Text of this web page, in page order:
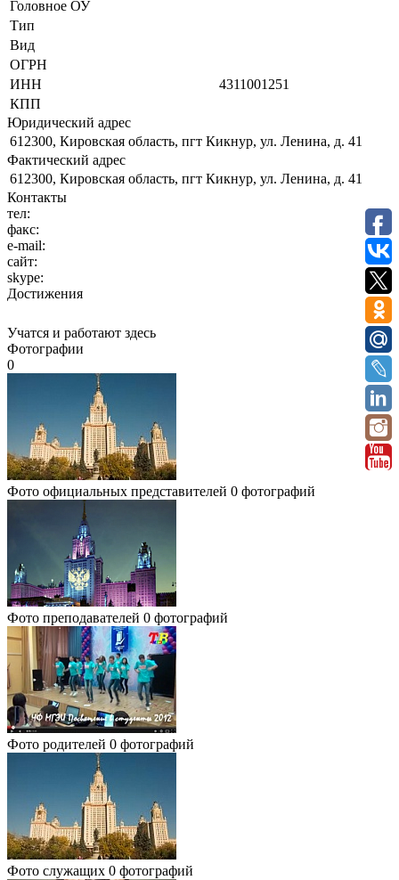
Головное ОУ
Тип
Вид
ОГРН
ИНН
4311001251
КПП
Юридический адрес
612300, Кировская область, пгт Кикнур, ул. Ленина, д. 41
Фактический адрес
612300, Кировская область, пгт Кикнур, ул. Ленина, д. 41
Контакты
тел:
факс:
e-mail:
сайт:
skype:
Достижения
Учатся и работают здесь
Фотографии
0
Фото официальных представителей 0 фотографий
Фото преподавателей 0 фотографий
Фото родителей 0 фотографий
Фото служащих 0 фотографий